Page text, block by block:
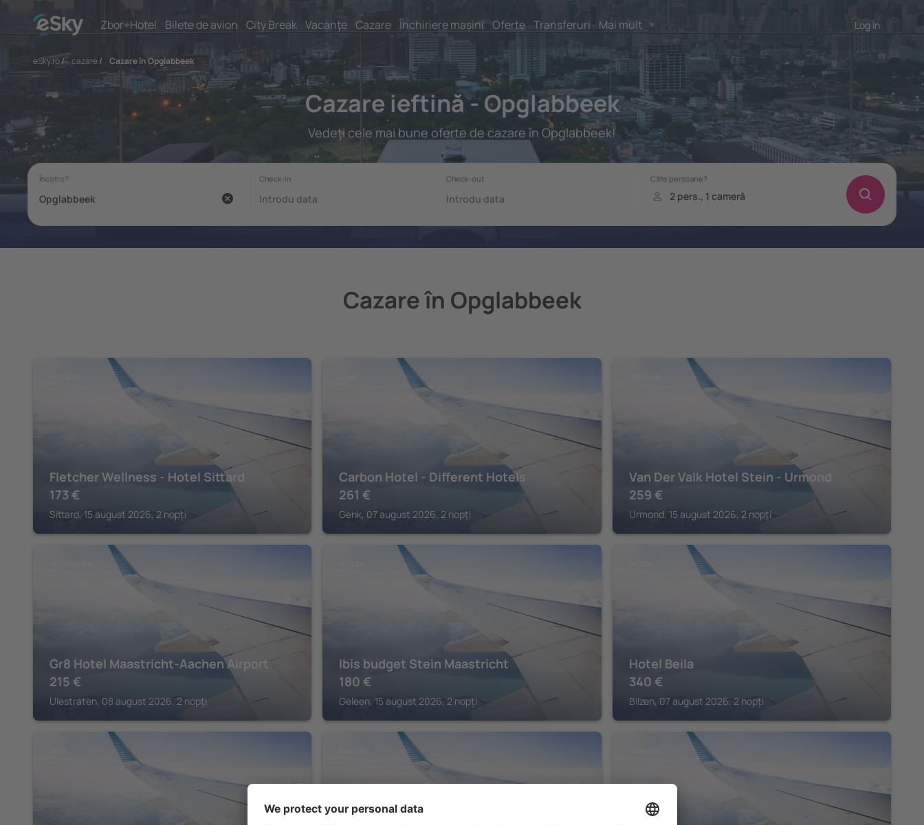
Zbor+Hotel Bilete de avion City Break Vacanţe Cazare Închiriere mașini Oferte Transferuri Mai mult Log in
eSky.ro/ cazare/ Cazare în Opglabbeek
Cazare ieftină - Opglabbeek
Vedeţi cele mai bune oferte de cazare în Opglabbeek!
Cazare în Opglabbeek
Fletcher Wellness - Hotel Sittard
173 €
Sittard, 15 august 2026, 2 nopți
Carbon Hotel - Different Hotels
261 €
Genk, 07 august 2026, 2 nopți
Van Der Valk Hotel Stein - Urmond
259 €
Urmond, 15 august 2026, 2 nopți
Gr8 Hotel Maastricht-Aachen Airport
215 €
Ulestraten, 08 august 2026, 2 nopți
Ibis budget Stein Maastricht
180 €
Geleen, 15 august 2026, 2 nopți
Hotel Beila
340 €
Bilzen, 07 august 2026, 2 nopți